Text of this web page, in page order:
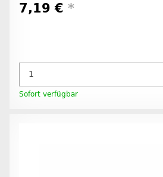
7,19 € *
Sofort verfügbar